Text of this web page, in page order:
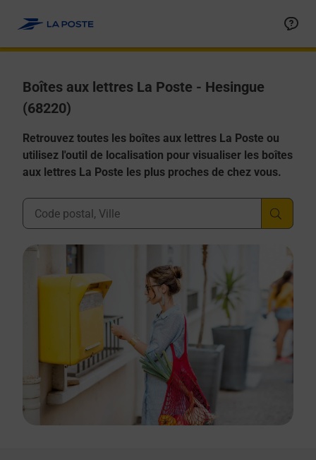
Boîtes aux lettres La Poste - Hesingue
(68220)
Retrouvez toutes les boîtes aux lettres La Poste ou
utilisez l'outil de localisation pour visualiser les boîtes
aux lettres La Poste les plus proches de chez vous.
Ville, Département, Code Postal